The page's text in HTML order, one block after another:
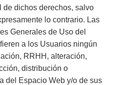
de dichos derechos, salvo
lo contrario. Las
Generales de Uso del
a los Usuarios ningún
RRHH, alteración,
distribución o
del Espacio Web y/o de sus